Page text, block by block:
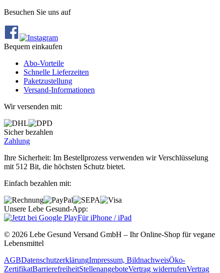
Besuchen Sie uns auf
Bequem einkaufen
Abo‐Vorteile
Schnelle Lieferzeiten
Paketzustellung
Versand‐Informationen
Wir versenden mit:
Sicher bezahlen
Zahlung
Ihre Sicherheit: Im Bestellprozess verwenden wir Verschlüsselung
mit 512 Bit, die höchsten Schutz bietet.
Einfach bezahlen mit:
Unsere Lebe Gesund-App:
Für iPhone / iPad
© 2026 Lebe Gesund Versand GmbH – Ihr Online‐Shop für vegane
Lebensmittel
AGBDatenschutzerklärungImpressum, BildnachweisÖko‐
ZertifikatBarrierefreiheitStellenangeboteVertrag widerrufenVertrag